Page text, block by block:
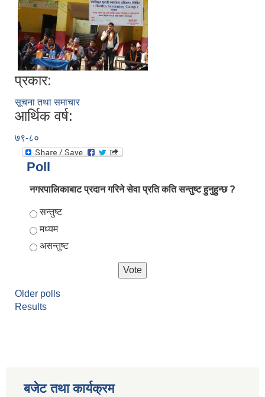
प्रकार:
सूचना तथा समाचार
आर्थिक वर्ष:
७९-८०
Poll
नगरपालिकाबाट प्रदान गरिने सेवा प्रति कति सन्तुष्ट हुनुहुन्छ ?
Choices
सन्तुष्ट
मध्यम
असन्तुष्ट
Older polls
Results
बजेट तथा कार्यक्रम